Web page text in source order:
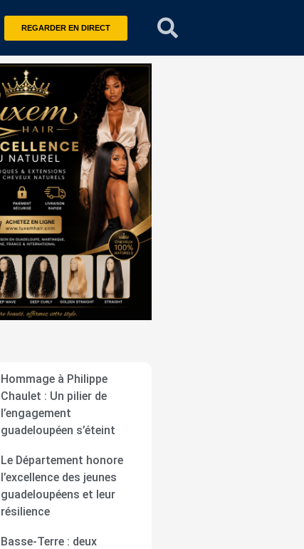
REGARDER EN DIRECT
Hommage à Philippe
Chaulet : Un pilier de
l’engagement
guadeloupéen s’éteint
Le Département honore
l’excellence des jeunes
guadeloupéens et leur
résilience
Basse-Terre : deux